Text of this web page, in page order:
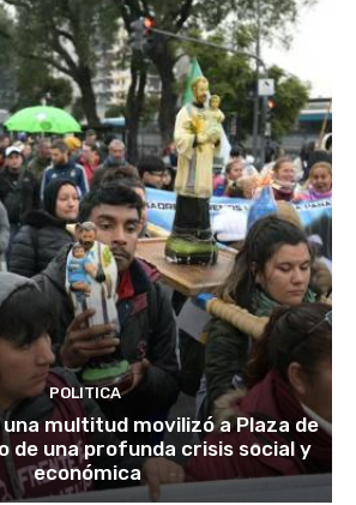
POLITICA
multitud movilizó a Plaza de
de una profunda crisis social y
económica